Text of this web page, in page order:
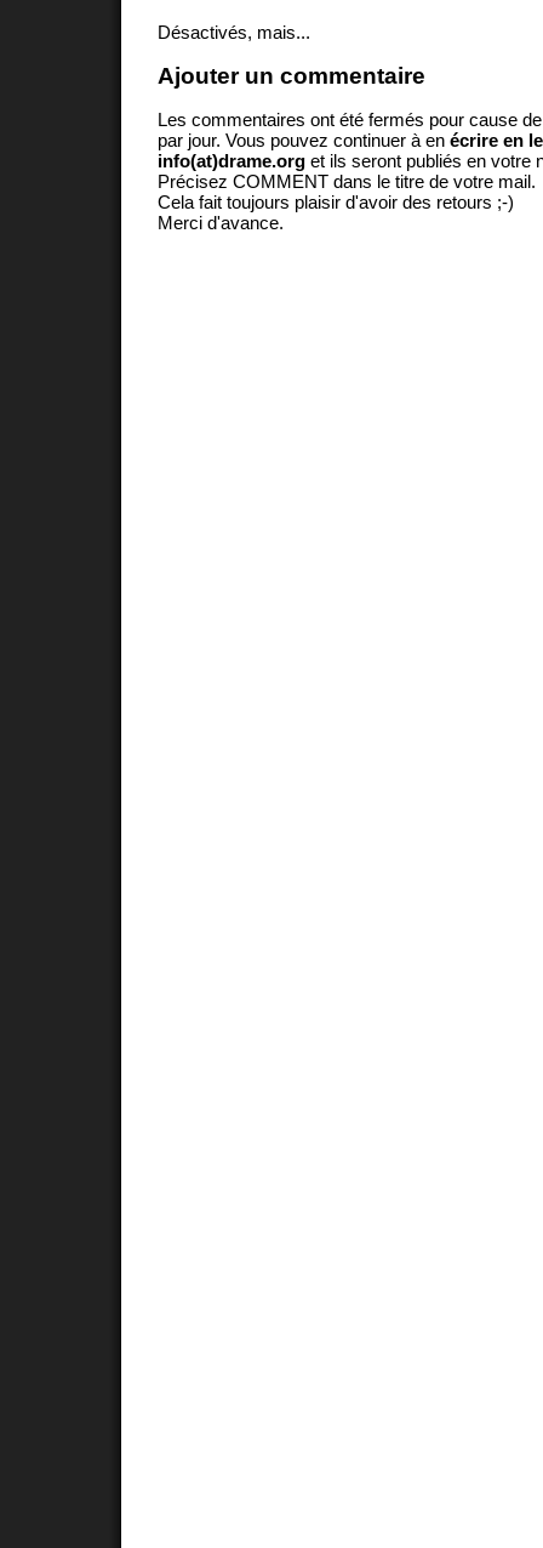
Désactivés, mais...
Ajouter un commentaire
Les commentaires ont été fermés pour cause
par jour. Vous pouvez continuer à en écrire en
info(at)drame.org et ils seront publiés en votre
Précisez COMMENT dans le titre de votre mail.
Cela fait toujours plaisir d'avoir des retours ;-)
Merci d'avance.